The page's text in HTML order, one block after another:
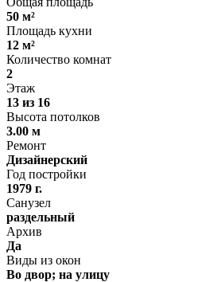
50 м²
Площадь кухни
12 м²
Количество комнат
2
Этаж
13 из 16
Высота потолков
3.00 м
Ремонт
Дизайнерский
Год постройки
1979 г.
Санузел
раздельный
Архив
Да
Виды из окон
Во двор; на улицу